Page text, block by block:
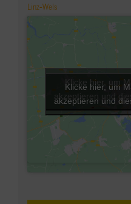
Linz-Wels
Klicke hier, um
akzeptieren und
Klicke hier, um
akzeptieren und